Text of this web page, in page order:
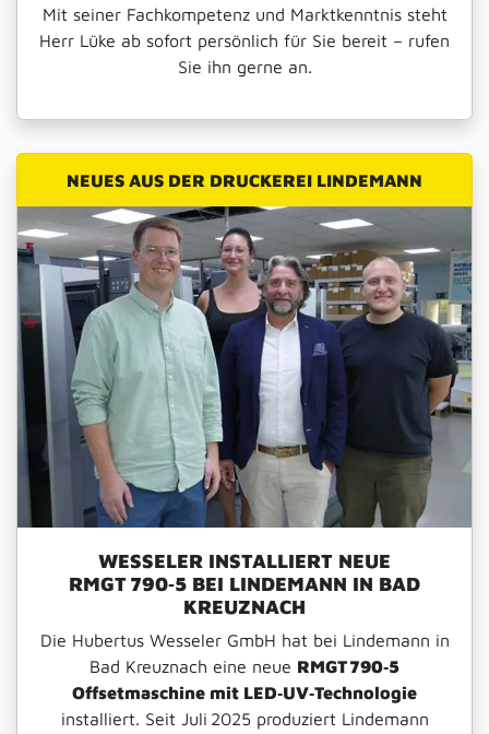
Mit seiner Fachkompetenz und Marktkenntnis steht
Herr Lüke ab sofort persönlich für Sie bereit – rufen
Sie ihn gerne an.
NEUES AUS DER DRUCKEREI LINDEMANN
WESSELER INSTALLIERT NEUE
RMGT 790‑5 BEI LINDEMANN IN BAD
KREUZNACH
Die Hubertus Wesseler GmbH hat bei Lindemann in
Bad Kreuznach eine neue RMGT 790‑5
Offsetmaschine mit LED‑UV‑Technologie
installiert. Seit Juli 2025 produziert Lindemann